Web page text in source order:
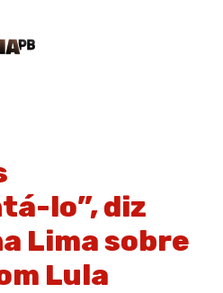
lo”, diz
Lima sobre
Lula